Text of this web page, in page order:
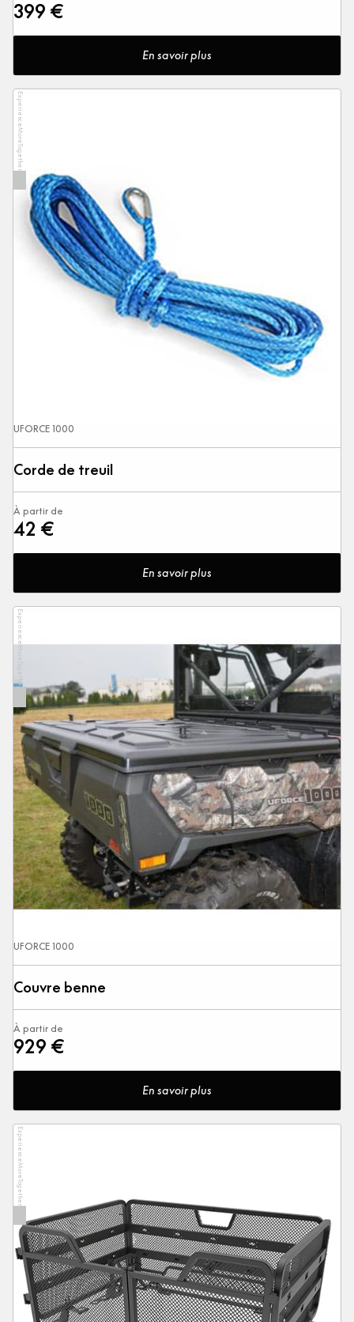
399 €
En savoir plus
ExperienceMoreTogether
UFORCE 1000
Corde de treuil
À partir de
42 €
En savoir plus
ExperienceMoreTogether
UFORCE 1000
Couvre benne
À partir de
929 €
En savoir plus
ExperienceMoreTogether